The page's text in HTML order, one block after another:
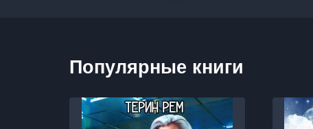
Популярные книги